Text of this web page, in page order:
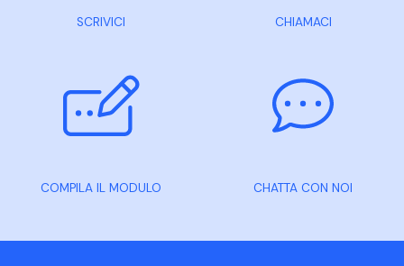
SCRIVICI CHIAMACI
COMPILA IL MODULO CHATTA CON NOI